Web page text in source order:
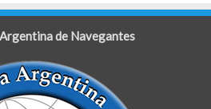
de Navegantes